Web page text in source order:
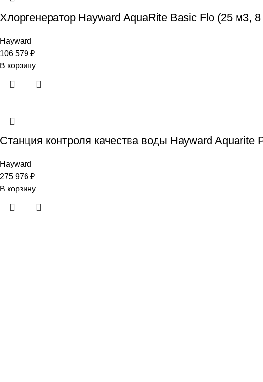
Хлоргенератор Hayward AquaRite Basic Flo (25 м3, 8
Hayward
106 579 ₽
В корзину
Станция контроля качества воды Hayward Aquarite
Hayward
275 976 ₽
В корзину